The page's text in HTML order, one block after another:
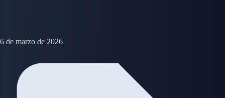
6 de marzo de 2026